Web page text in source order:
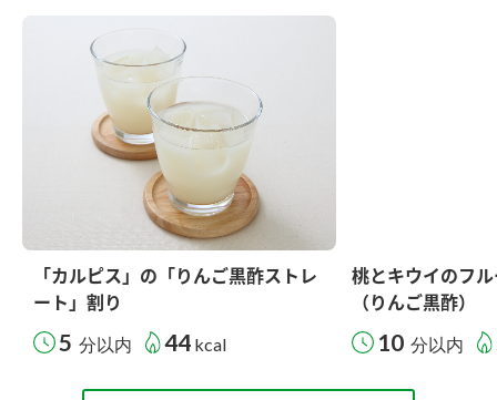
「カルピス」の「りんご黒酢ストレ
ート」割り
5 分以内 44 kcal
桃とキウイのフ
（りんご黒酢）
10 分以内